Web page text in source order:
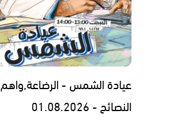
عيادة الشمس - الرضاعة,واهم
النصائح - 01.08.2026